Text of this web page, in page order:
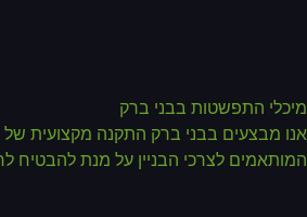
התפשטות בבני ברק
מבצעים בבני ברק התקנה מקצועית של
לצרכי הבניין על מנת להבטיח לחץ